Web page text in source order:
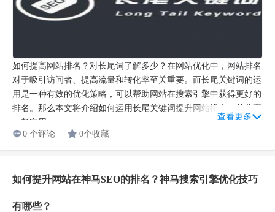
如何提高网站排名？对长尾词了解多少？在网站优化中，网站排名
对于吸引访问者、提高流量和转化率至关重要。而长尾关键词的运
用是一种有效的优化策略，可以帮助网站在搜索引擎中获得更好的
排名。那么本文将介绍如何运用长尾关键词提升网站排名，并分享
一些实用...
查看更多
0 个评论
0个收藏
如何提升网站在神马SEO的排名？神马搜索引擎优化技巧
有哪些？